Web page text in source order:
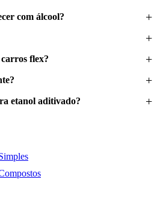
com álcool?
flex?
etanol aditivado?